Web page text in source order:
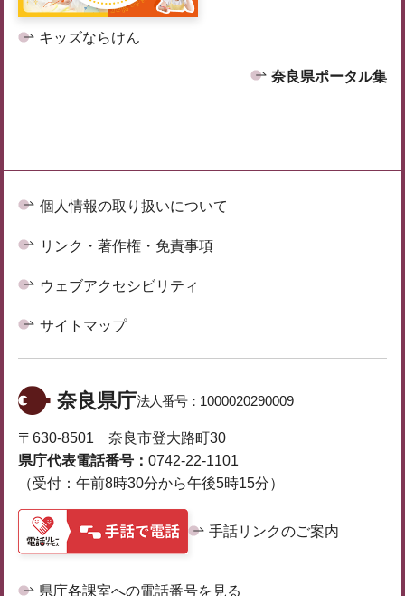
キッズならけん
奈良県ポータル集
個人情報の取り扱いについて
リンク・著作権・免責事項
ウェブアクセシビリティ
サイトマップ
奈良県庁法人番号： 1000020290009
〒630-8501 奈良市登大路町30
県庁代表電話番号： 0742-22-1101
（受付：午前8時30分から午後5時15分）
手話リンクのご案内
県庁各課室への電話番号を見る